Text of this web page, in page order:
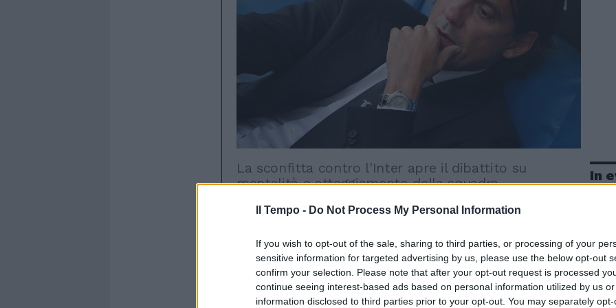
Il Tempo - Do Not Process My Personal Information
If you wish to opt-out of the sale, sharing to third parties, or processing of your
sensitive information for targeted advertising by us, please use the below opt-out
confirm your selection. Please note that after your opt-out request is processed
continue seeing interest-based ads based on personal information utilized by us
information disclosed to third parties prior to your opt-out. You may separately
La sconfitta contro l'Inter apre il dibattito su
mentalità e atteggiamento della squadra
31 ottobre 2018
E' partito il solito massacro, la Lazio perde la
diciottesima volta nei 26 scontri contro le grandi
e subito tutto torna in discussione. Il bilancio recita
quarto posto in classifica nonostante quattro ko in
dieci gare e il girone di Europa League che sembra in
In